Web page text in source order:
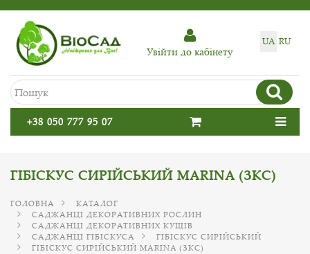
UA RU
Увiйти до кабiнету
+38 050 777 95 07
ГІБІСКУС СИРІЙСЬКИЙ MARINA (ЗКС)
ГОЛОВНА
КАТАЛОГ
САДЖАНЦІ ДЕКОРАТИВНИХ РОСЛИН
САДЖАНЦІ ДЕКОРАТИВНИХ КУЩІВ
САДЖАНЦІ ГІБІСКУСА
ГІБІСКУС СИРІЙСЬКИЙ
ГІБІСКУС СИРІЙСЬКИЙ MARINA (ЗКС)